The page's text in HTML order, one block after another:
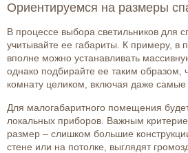
Ориентируемся на размеры
В процессе выбора светильников для
учитывайте ее габариты. К примеру, в
вполне можно устанавливать
однако подбирайте ее таким
комнату целиком, включая даже самые
Для малогабаритного помещения
локальных приборов. Важным
размер – слишком большие
стене или на потолке, выглядят